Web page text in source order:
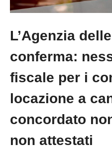
L’Agenzia
conferma:
fiscale per i
locazione a
concordato
non attestati